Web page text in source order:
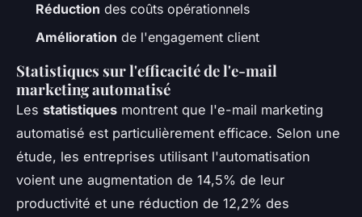
Réduction des coûts opérationnels
Amélioration de l'engagement client
Statistiques sur l'efficacité de l'e-mail
marketing automatisé
Les statistiques montrent que l'e-mail marketing
automatisé est particulièrement efficace. Selon une
étude, les entreprises utilisant l'automatisation
voient une augmentation de 14,5% de leur
productivité et une réduction de 12,2% des